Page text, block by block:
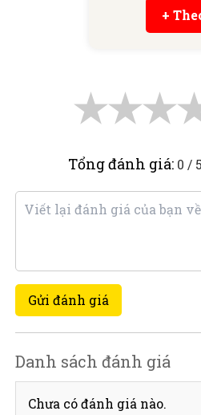
+
★
★
★
Tổng đánh giá: 0 /
Gửi đánh giá
Danh sách đánh giá
Chưa có đánh giá nào.